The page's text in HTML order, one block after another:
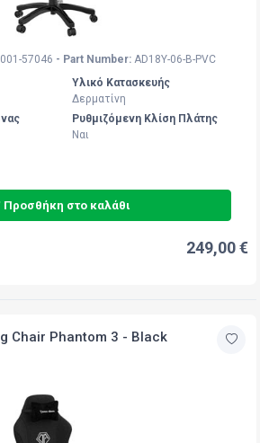
001-57046 - Part Number: AD18Y-06-B-PVC
Υλικό Κατασκευής
Δερματίνη
Ρυθμιζόμενη Κλίση Πλάτης
Ναι
Προσθήκη στο καλάθι
249,00 €
Chair Phantom 3 - Black